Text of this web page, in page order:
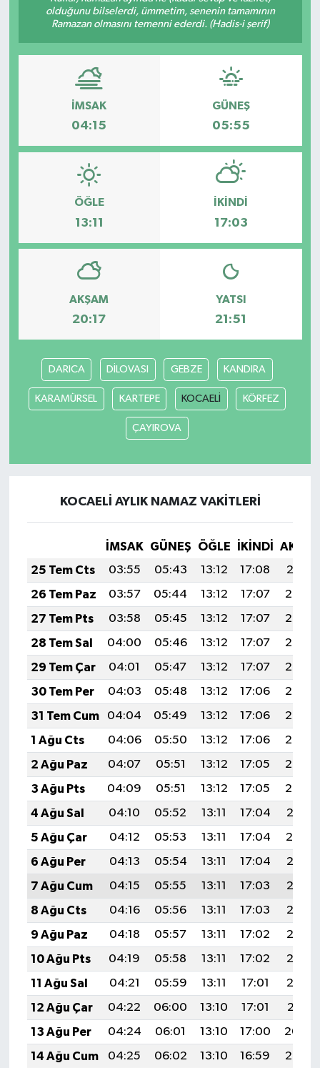
olduğunu bilselerdi, ümmetim, senenin tamamının
Ramazan olmasını temenni ederdi. (Hadis-i şerif)
İMSAK
04:15
GÜNEŞ
05:55
ÖĞLE
13:11
İKINDI
17:03
AKŞAM
20:17
YATSI
21:51
DARICA DİLOVASI GEBZE KANDIRA
KARAMÜRSEL KARTEPE KOCAELİ KÖRFEZ
ÇAYIROVA
KOCAELİ AYLIK NAMAZ VAKITLERI
İMSAK GÜNEŞ ÖĞLE İKINDI
25 Tem Cts
03:55 05:43 13:12 17:08
20:31
26 Tem Paz
03:57 05:44 13:12 17:07
20:30
27 Tem Pts
03:58 05:45 13:12 17:07
20:29
28 Tem Sal
04:00 05:46 13:12 17:07
20:28
29 Tem Çar
04:01 05:47 13:12 17:07
20:27
30 Tem Per
04:03 05:48 13:12 17:06
20:26
31 Tem Cum
04:04 05:49 13:12 17:06
20:25
1 Ağu Cts
04:06 05:50 13:12 17:06
20:24
2 Ağu Paz
04:07 05:51 13:12 17:05
20:23
3 Ağu Pts
04:09 05:51 13:12 17:05
20:22
4 Ağu Sal
04:10 05:52 13:11 17:04
20:21
5 Ağu Çar
04:12 05:53 13:11 17:04
20:19
6 Ağu Per
04:13 05:54 13:11 17:04
20:18
7 Ağu Cum
04:15 05:55 13:11 17:03
20:17
8 Ağu Cts
04:16 05:56 13:11 17:03
20:16
9 Ağu Paz
04:18 05:57 13:11 17:02
20:15
10 Ağu Pts
04:19 05:58 13:11 17:02
20:13
11 Ağu Sal
04:21 05:59 13:11 17:01
20:12
12 Ağu Çar
04:22 06:00 13:10 17:01
20:11
13 Ağu Per
04:24 06:01 13:10 17:00
20:09
14 Ağu Cum
04:25 06:02 13:10 16:59
20:08
Gayrimenkul
Eğitim